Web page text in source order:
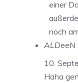
einer
noch
ALDeeN
10.
Haha